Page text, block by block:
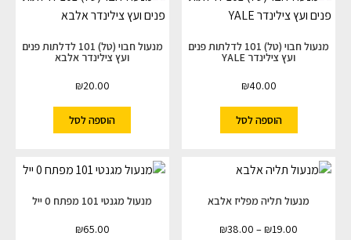
מנעול חבוי (טל) 101 לדלתות פנים
ועץ צילינדר YALE
₪40.00
הוספה לסל
מנעול חבוי (טל) 101 לדלתות פנים
ועץ צילינדר אלבא
₪20.00
הוספה לסל
מנעול תליה מפליז אלבא
₪19.00
–
₪38.00
מנעול מגנטי 101 מפתח 0 ייל
₪65.00